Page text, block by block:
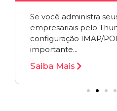
Se você administra
empresariais pelo
configuração IMAP/
importante...
Saiba Mais